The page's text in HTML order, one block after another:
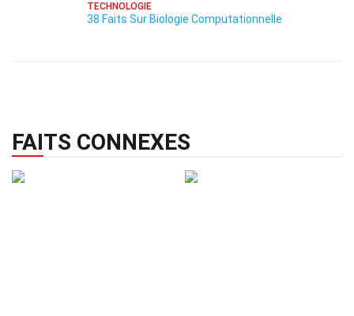
TECHNOLOGIE
38 Faits Sur Biologie Computationnelle
FAITS CONNEXES